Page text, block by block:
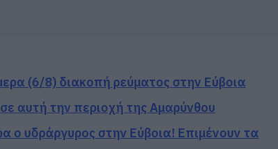
(6/8) διακοπή ρεύματος στην Εύβοια
αυτή την περιοχή της Αμαρύνθου
ο υδράργυρος στην Εύβοια! Επιμένουν τα